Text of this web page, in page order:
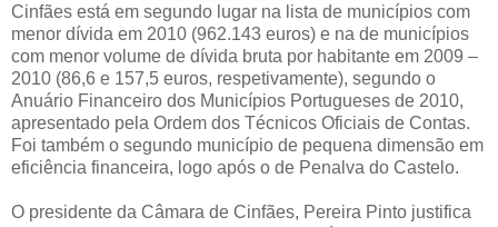
Cinfães está em segundo lugar na lista de municípios com
menor dívida em 2010 (962.143 euros) e na de municípios
com menor volume de dívida bruta por habitante em 2009 –
2010 (86,6 e 157,5 euros, respetivamente), segundo o
Anuário Financeiro dos Municípios Portugueses de 2010,
apresentado pela Ordem dos Técnicos Oficiais de Contas.
Foi também o segundo município de pequena dimensão em
eficiência financeira, logo após o de Penalva do Castelo.
O presidente da Câmara de Cinfães, Pereira Pinto justifica